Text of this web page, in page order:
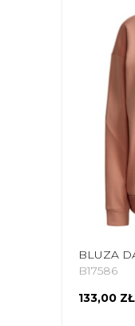
B17586
133,00 ZŁ